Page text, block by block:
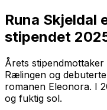
Runa Skjeldal
stipendet
Årets
Rælingen og
romanen Eleonora. I
og fuktig sol.